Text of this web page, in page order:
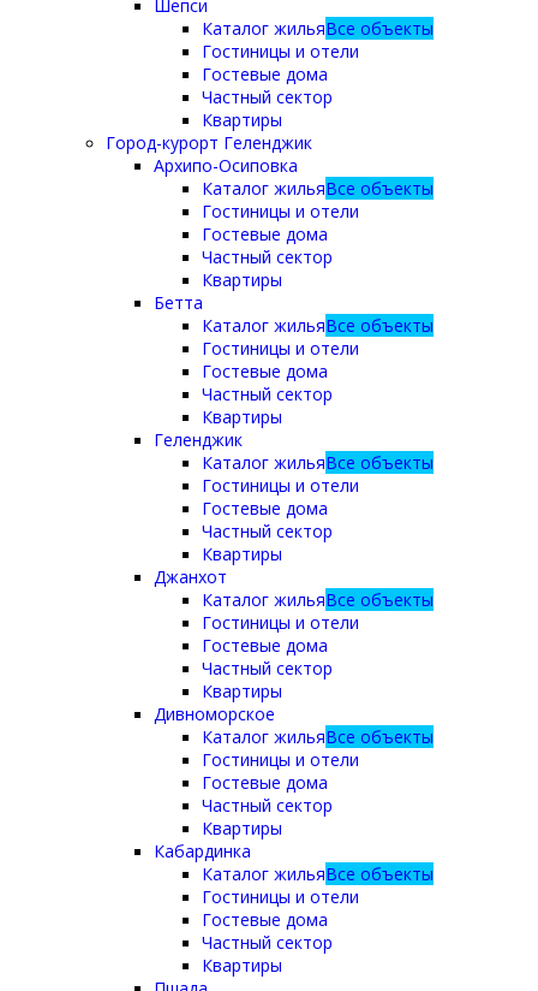
Шепси
Каталог жильяВсе объекты
Гостиницы и отели
Гостевые дома
Частный сектор
Квартиры
Город-курорт Геленджик
Архипо-Осиповка
Каталог жильяВсе объекты
Гостиницы и отели
Гостевые дома
Частный сектор
Квартиры
Бетта
Каталог жильяВсе объекты
Гостиницы и отели
Гостевые дома
Частный сектор
Квартиры
Геленджик
Каталог жильяВсе объекты
Гостиницы и отели
Гостевые дома
Частный сектор
Квартиры
Джанхот
Каталог жильяВсе объекты
Гостиницы и отели
Гостевые дома
Частный сектор
Квартиры
Дивноморское
Каталог жильяВсе объекты
Гостиницы и отели
Гостевые дома
Частный сектор
Квартиры
Кабардинка
Каталог жильяВсе объекты
Гостиницы и отели
Гостевые дома
Частный сектор
Квартиры